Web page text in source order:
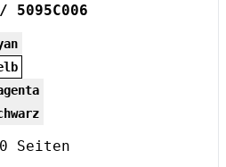
5095C006
Seiten